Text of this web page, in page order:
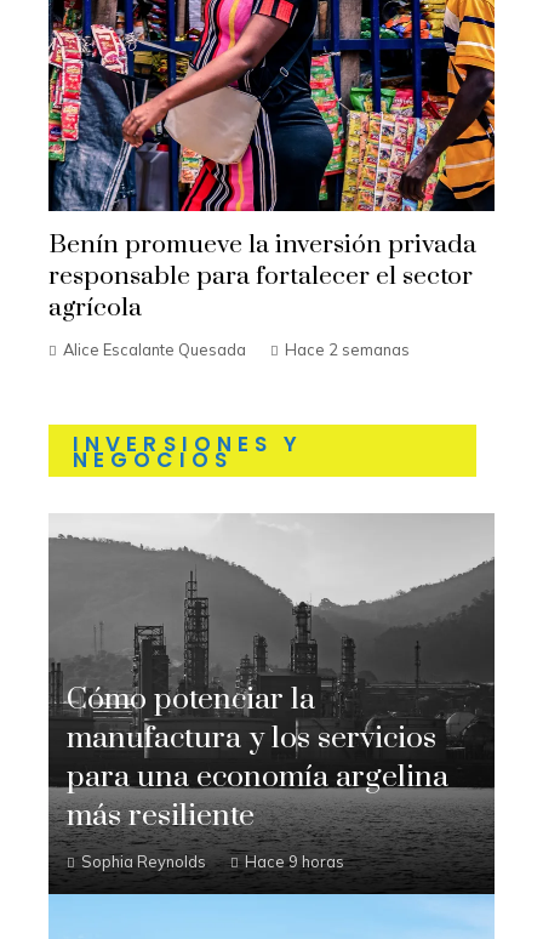
Benín promueve la inversión privada
responsable para fortalecer el sector
agrícola
Alice Escalante Quesada Hace 2 semanas
INVERSIONES Y
NEGOCIOS
Cómo potenciar la
manufactura y los servicios
para una economía argelina
más resiliente
Sophia Reynolds Hace 9 horas